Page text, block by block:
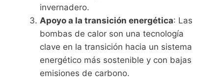
invernadero.
Apoyo a la transición energética: Las
bombas de calor son una tecnología
clave en la transición hacia un sistema
energético más sostenible y con bajas
emisiones de carbono.